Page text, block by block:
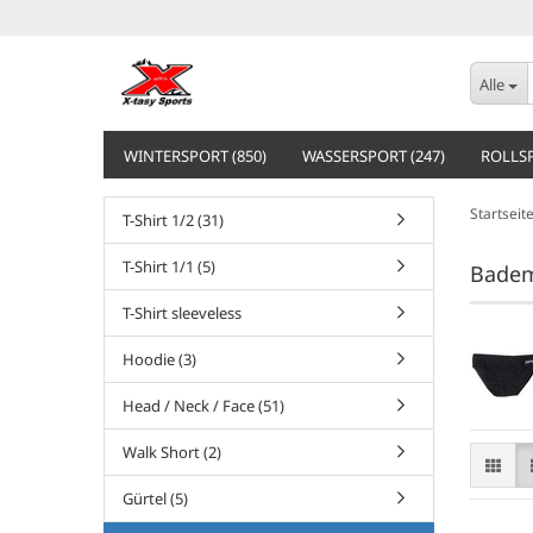
Alle
WINTERSPORT (850) WASSERSPORT (247)
Startseite
T-Shirt 1/2 (31)
T-Shirt 1/1 (5)
T-Shirt sleeveless
Hoodie (3)
Head / Neck / Face (51)
Walk Short (2)
Gürtel (5)